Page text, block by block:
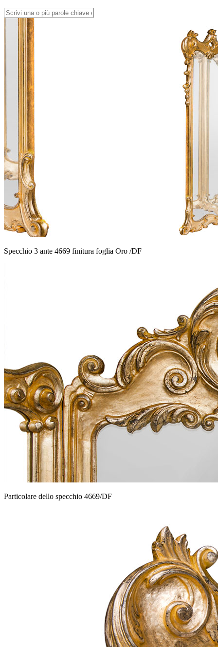
Specchio 3 ante 4669 finitura foglia Oro /DF
Particolare dello specchio 4669/DF